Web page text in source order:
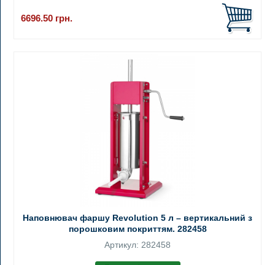
6696.50 грн.
Наповнювач фаршу Revolution 5 л – вертикальний з
порошковим покриттям. 282458
Артикул: 282458